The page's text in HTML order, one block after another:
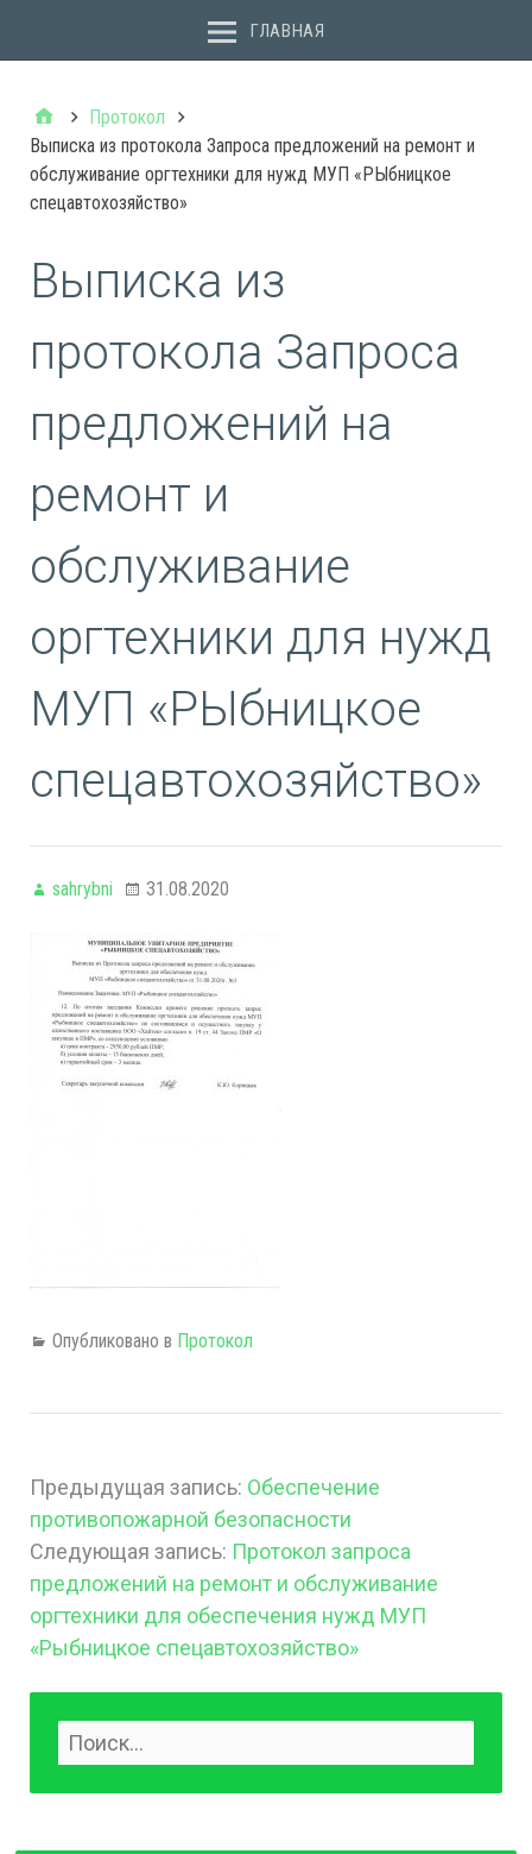
ГЛАВНАЯ
Протокол
Выписка из протокола Запроса предложений на ремонт и
обслуживание оргтехники для нужд МУП «РЫбницкое
спецавтохозяйство»
Выписка из
протокола Запроса
предложений на
ремонт и
обслуживание
оргтехники для нужд
МУП «РЫбницкое
спецавтохозяйство»
sahrybni 31.08.2020
Опубликовано в Протокол
Предыдущая запись: Обеспечение
противопожарной безопасности
Следующая запись: Протокол запроса
предложений на ремонт и обслуживание
оргтехники для обеспечения нужд МУП
«Рыбницкое спецавтохозяйство»